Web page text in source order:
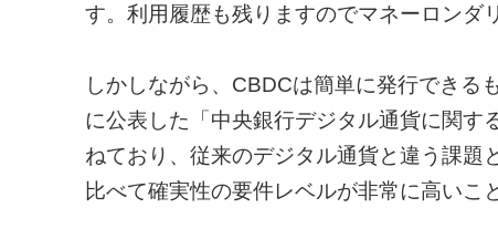
す。利用履歴も残りますのでマネーロンダ
しかしながら、CBDCは簡単に発行できる
に公表した「中央銀行デジタル通貨に関す
ねており、従来のデジタル通貨と違う課題
比べて確実性の要件レベルが非常に高いこ